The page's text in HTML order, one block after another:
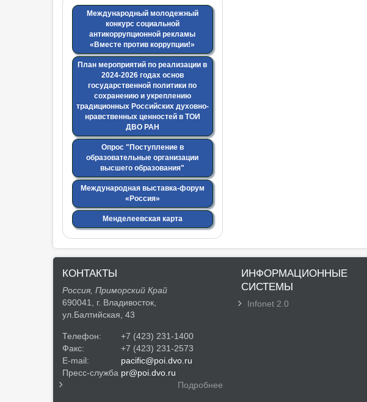
Международный молодежный
конкурс социальной
антикоррупционной рекламы
«Вместе против коррупции!»
План мероприятий по реализации в
2024-2026 годах основ
государственной политики по
сохранению и укреплению
традиционных Российских духовно-
нравственных ценностей в ТОИ
ДВО РАН
Опрос "Поступление в
образовательные организации
высшего образования"
Международная выставка-форум
«Россия»
Менделеевская карта
КОНТАКТЫ
Россия, Приморский Край
690041, г. Владивосток,
ул.Балтийская, 43
Телефон:
+7 (423) 231-1400
Факс:
+7 (423) 231-2573
E-mail:
pacific@poi.dvo.ru
Пресс-служба pr@poi.dvo.ru
Подробнее
ИНФОРМАЦИОННЫЕ
СИСТЕМЫ
Infonet 2.0